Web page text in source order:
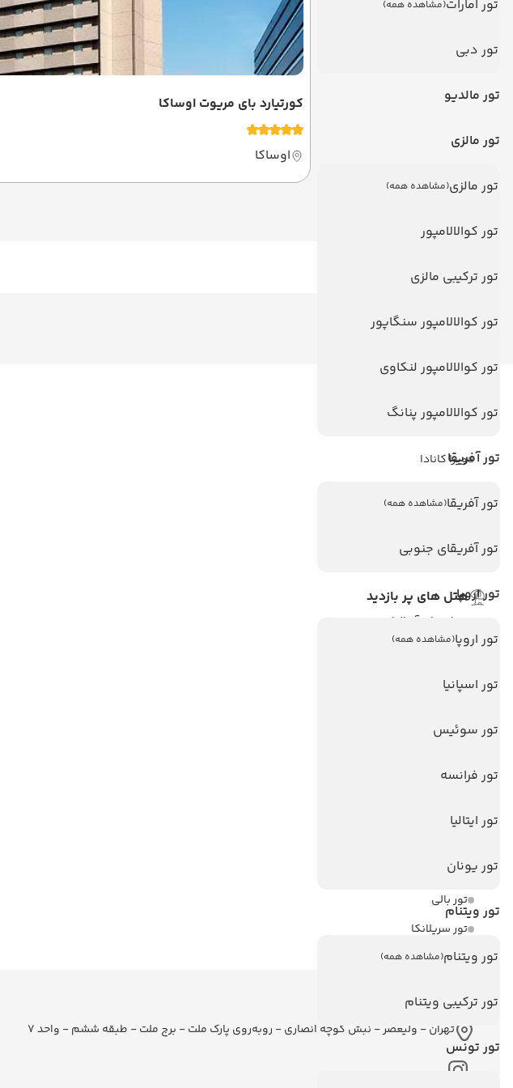
تور امارات(مشاهده همه)
تور دبی
تور مالدیو
تور مالزی
تور مالزی(مشاهده همه)
تور کوالالامپور
تور ترکیبی مالزی
تور کوالالامپور سنگاپور
تور کوالالامپور لنکاوی
تور کوالالامپور پنانگ
تور آفریقا
تور آفریقا(مشاهده همه)
تور آفریقای جنوبی
تور اروپا
تور اروپا(مشاهده همه)
تور اسپانیا
تور سوئیس
تور فرانسه
تور ایتالیا
تور یونان
تور ویتنام
تور ویتنام(مشاهده همه)
تور ترکیبی ویتنام
تور تونس
کورتیارد بای مریوت اوساکا
اوساکا
لینک های مفید
ویزا کانادا
مجله گردشگری
هتل های پر بازدید
هتل های آنتالیا
هتل های استانبول
هتل های تایلند
هتل های سریلانکا
تورهای پربازدید
تور استانبول
تور پوکت
تور بالی
تور سریلانکا
اطلاعات تماس
تهران - ولیعصر - نبش کوچه انصاری - روبه‌روی پارک ملت - برج ملت - طبقه ششم - واحد 7